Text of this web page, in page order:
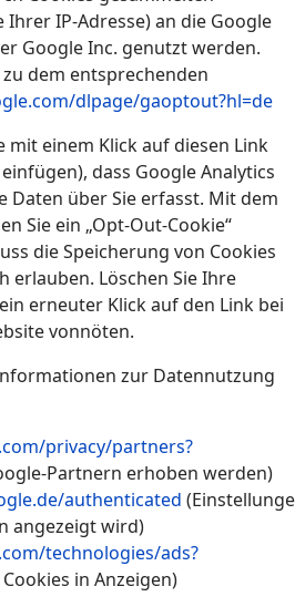
IP-Adresse) an die Google
Google Inc. genutzt werden.
dem entsprechenden
dlpage/gaoptout?hl=de
mit einem Klick auf diesen Link
dass Google Analytics
Daten über Sie erfasst. Mit dem
Sie ein „Opt-Out-Cookie“
die Speicherung von Cookies
erlauben. Löschen Sie Ihre
erneuter Klick auf den Link bei
vonnöten.
zur Datennutzung
privacy/partners?
Partnern erhoben werden)
authenticated
angezeigt wird)
technologies/ads?
in Anzeigen)